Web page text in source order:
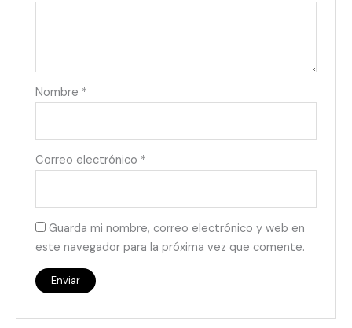
Nombre *
Correo electrónico *
Guarda mi nombre, correo electrónico y web en
este navegador para la próxima vez que comente.